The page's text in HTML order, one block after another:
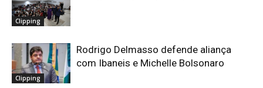
Clipping
Clipping
Rodrigo Delmasso defende aliança
com Ibaneis e Michelle Bolsonaro